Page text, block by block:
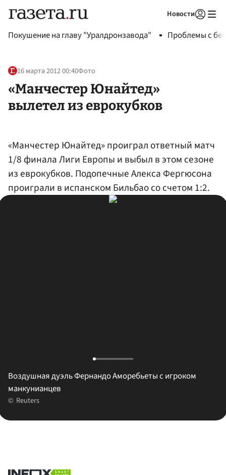
Новости
Покушение на главу "Уралдронзавода" Проблемы с
16 марта 2012 00:40Фото
«Манчестер Юнайтед»
вылетел из еврокубков
«Манчестер Юнайтед» проиграл ответный матч
1/8 финала Лиги Европы и выбыл в этом сезоне
из еврокубков. Подопечные Алекса Фергюсона
проиграли в испанском Бильбао со счетом 1:2.
Воздушная дуэль Фернандо Аморебьеты с игроком
манкунианцев
Reuters